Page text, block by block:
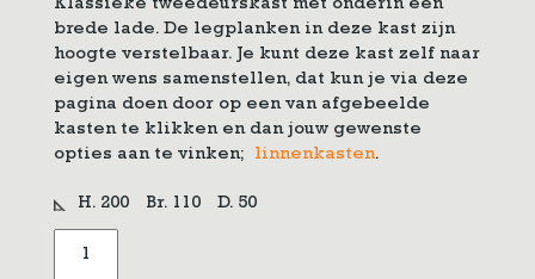
Klassieke tweedeurskast met onderin een
brede lade. De legplanken in deze kast zijn
hoogte verstelbaar. Je kunt deze kast zelf naar
eigen wens samenstellen, dat kun je via deze
pagina doen door op een van afgebeelde
kasten te klikken en dan jouw gewenste
opties aan te vinken; linnenkasten.
H. 200 Br. 110
D. 50